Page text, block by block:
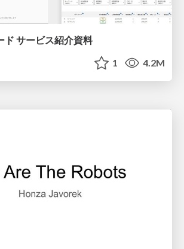
ド サービス紹介資料
1 4.2M